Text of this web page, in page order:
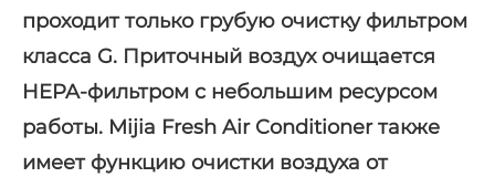
проходит только грубую очистку фильтром
класса G. Приточный воздух очищается
HEPA-фильтром с небольшим ресурсом
работы. Mijia Fresh Air Conditioner также
имеет функцию очистки воздуха от